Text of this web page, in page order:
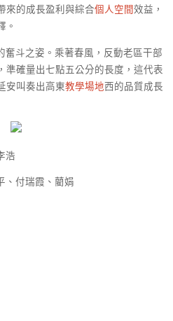
來的成長盈利與綜合個人空間效益，
。
奮斗之姿。乘著春風，反動老區干部
準確量出七點五公分的長度，這代表
安叫奏出高東教學場地西的品質成長
浩
、付瑞霞、藺娟